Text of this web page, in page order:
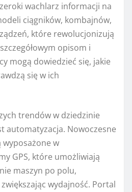
wachlarz informacji na
ciągników, kombajnów,
które rewolucjonizują
opisom i
mogą dowiedzieć się, jakie
się w ich
trendów w dziedzinie
automatyzacja. Nowoczesne
wyposażone w
GPS, które umożliwiają
maszyn po polu,
wydajność. Portal